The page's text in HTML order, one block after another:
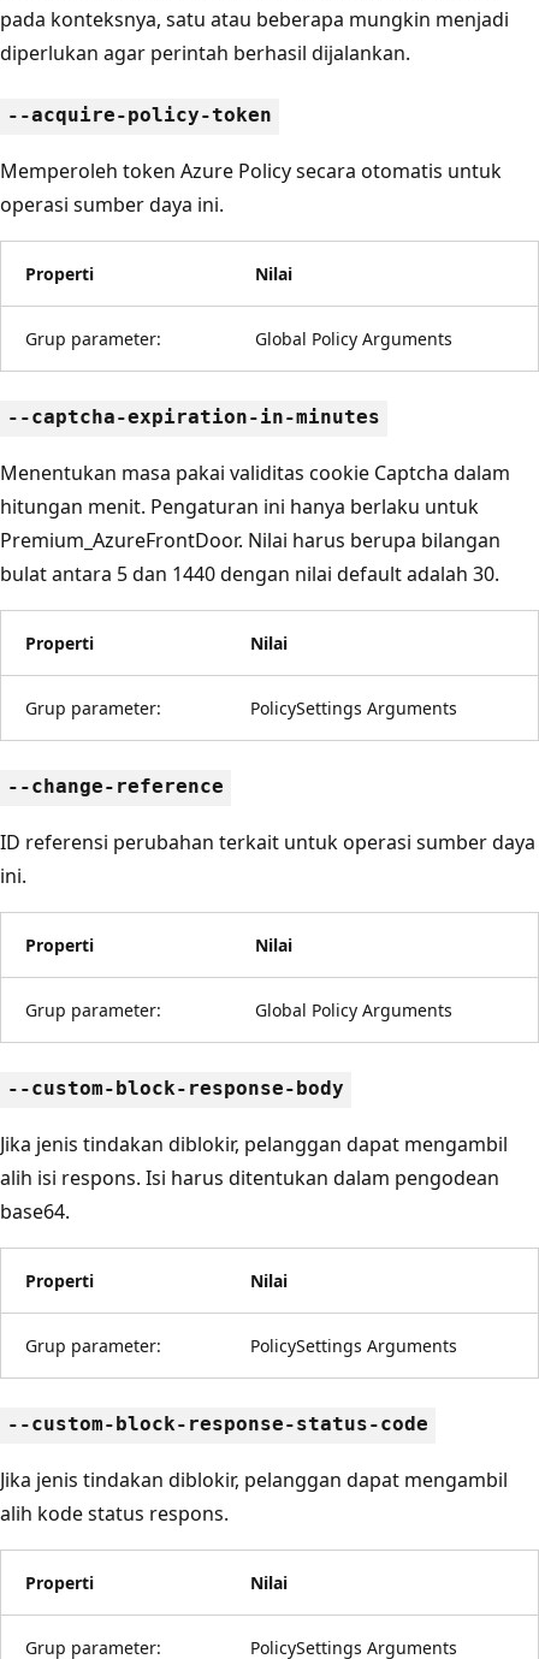
pada konteksnya, satu atau beberapa mungkin menjadi
diperlukan agar perintah berhasil dijalankan.
--acquire-policy-token
Memperoleh token Azure Policy secara otomatis untuk
operasi sumber daya ini.
Properti Nilai
Grup parameter: Global Policy Arguments
--captcha-expiration-in-minutes
Menentukan masa pakai validitas cookie Captcha dalam
hitungan menit. Pengaturan ini hanya berlaku untuk
Premium_AzureFrontDoor. Nilai harus berupa bilangan
bulat antara 5 dan 1440 dengan nilai default adalah 30.
Properti Nilai
Grup parameter: PolicySettings Arguments
--change-reference
ID referensi perubahan terkait untuk operasi sumber daya
ini.
Properti Nilai
Grup parameter: Global Policy Arguments
--custom-block-response-body
Jika jenis tindakan diblokir, pelanggan dapat mengambil
alih isi respons. Isi harus ditentukan dalam pengodean
base64.
Properti Nilai
Grup parameter: PolicySettings Arguments
--custom-block-response-status-code
Jika jenis tindakan diblokir, pelanggan dapat mengambil
alih kode status respons.
Properti Nilai
Grup parameter: PolicySettings Arguments